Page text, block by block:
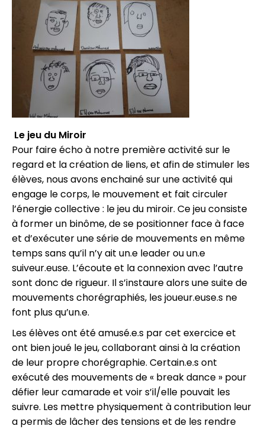
Le jeu du Miroir
Pour faire écho à notre première activité sur le
regard et la création de liens, et afin de stimuler les
élèves, nous avons enchainé sur une activité qui
engage le corps, le mouvement et fait circuler
l’énergie collective : le jeu du miroir. Ce jeu consiste
à former un binôme, de se positionner face à face
et d’exécuter une série de mouvements en même
temps sans qu’il n’y ait un.e leader ou un.e
suiveur.euse. L’écoute et la connexion avec l’autre
sont donc de rigueur. Il s’instaure alors une suite de
mouvements chorégraphiés, les joueur.euse.s ne
font plus qu’un.e.
Les élèves ont été amusé.e.s par cet exercice et
ont bien joué le jeu, collaborant ainsi à la création
de leur propre chorégraphie. Certain.e.s ont
exécuté des mouvements de « break dance » pour
défier leur camarade et voir s’il/elle pouvait les
suivre. Les mettre physiquement à contribution leur
a permis de lâcher des tensions et de les rendre